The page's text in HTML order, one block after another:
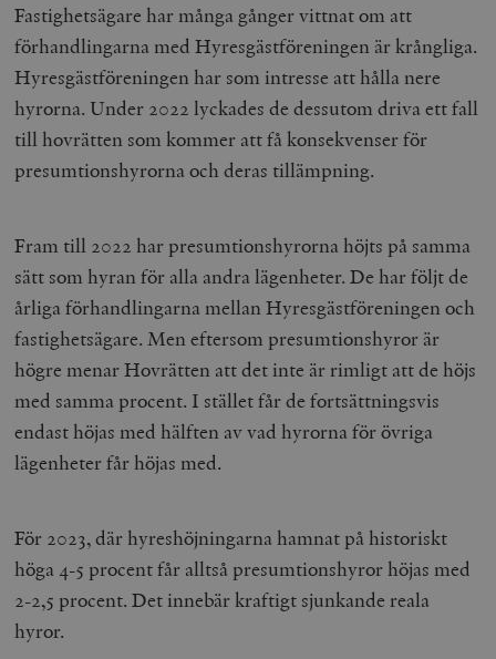
Fastighetsägare har många gånger vittnat om att
förhandlingarna med Hyresgästföreningen är krångliga.
Hyresgästföreningen har som intresse att hålla nere
hyrorna. Under 2022 lyckades de dessutom driva ett fall
till hovrätten som kommer att få konsekvenser för
presumtionshyrorna och deras tillämpning.
Fram till 2022 har presumtionshyrorna höjts på samma
sätt som hyran för alla andra lägenheter. De har följt de
årliga förhandlingarna mellan Hyresgästföreningen och
fastighetsägare. Men eftersom presumtionshyror är
högre menar Hovrätten att det inte är rimligt att de höjs
med samma procent. I stället får de fortsättningsvis
endast höjas med hälften av vad hyrorna för övriga
lägenheter får höjas med.
För 2023, där hyreshöjningarna hamnat på historiskt
höga 4-5 procent får alltså presumtionshyror höjas med
2-2,5 procent. Det innebär kraftigt sjunkande reala
hyror.